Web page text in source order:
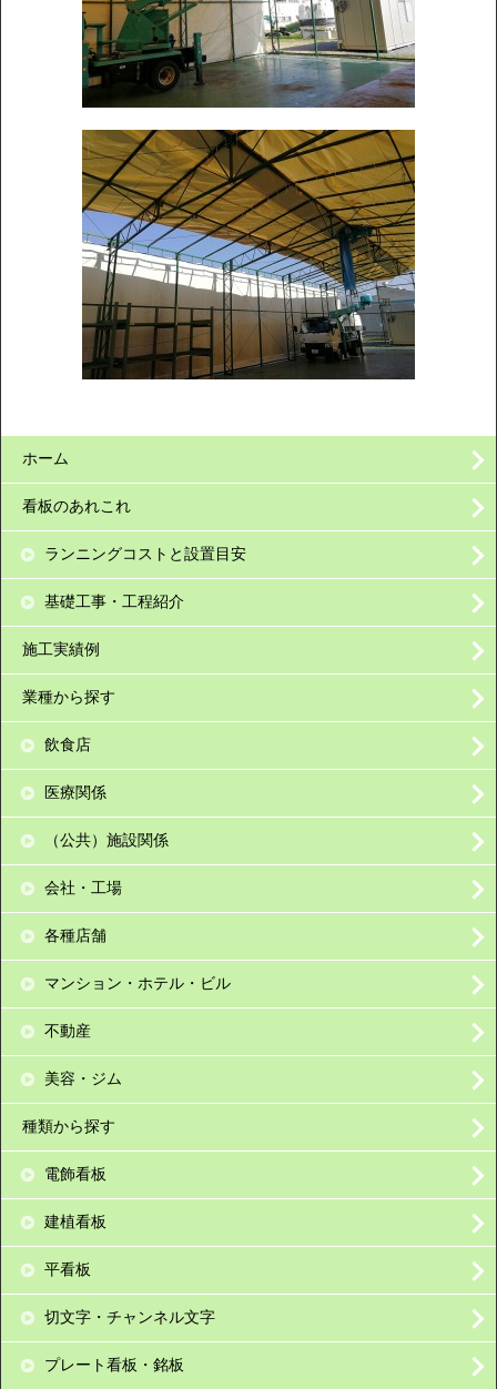
ホーム
看板のあれこれ
ランニングコストと設置目安
基礎工事・工程紹介
施工実績例
業種から探す
飲食店
医療関係
（公共）施設関係
会社・工場
各種店舗
マンション・ホテル・ビル
不動産
美容・ジム
種類から探す
電飾看板
建植看板
平看板
切文字・チャンネル文字
プレート看板・銘板